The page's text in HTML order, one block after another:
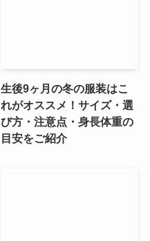
生後9ヶ月の冬の服装はこ
れがオススメ！サイズ・選
び方・注意点・身長体重の
目安をご紹介